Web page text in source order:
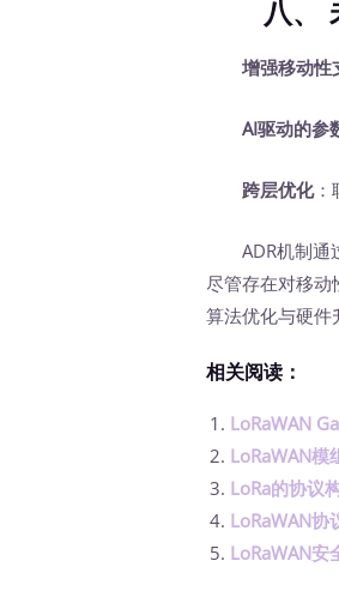
八、
增强移动性
AI驱动的参
跨层优化：
ADR机制通过
尽管存在对移
算法优化与硬件
相关阅读：
LoRaWAN
LoRaWAN模
LoRa的协议
LoRaWAN协
LoRaWAN安